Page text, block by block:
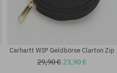
Carhartt WIP Geldbörse Clarton Zip
29,90 € 23,90 €